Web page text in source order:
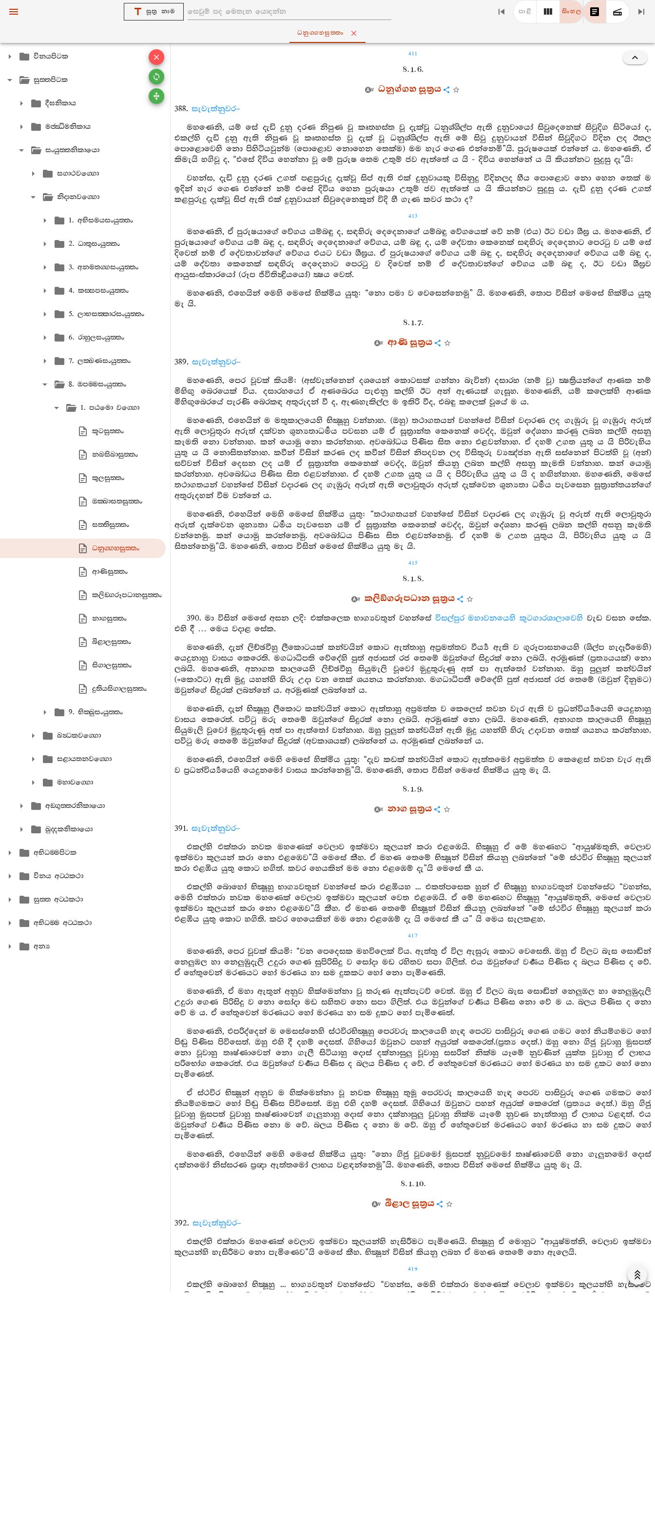
සූත්‍ර නාම පාළි සිංහල
ධනුග‍්ගහසුත‍්තං
විනයපිටක
සුත‍්තපිටක
දීඝනිකාය
මජ‍්ඣිමනිකාය
සංයුත‍්තනිකායො
සගාථවග‍්ගො
නිදානවග‍්ගො
1. අභිසමයසංයුත‍්තං
2. ධාතුසංයුත‍්තං
3. අනමතග‍්ගසංයුත‍්තං
4. කස‍්සපසංයුත‍්තං
5. ලාභසක‍්කාරසංයුත‍්තං
6. රාහුලසංයුත‍්තං
7. ලක‍්ඛණසංයුත‍්තං
8. ඔපම‍්මසංයුත‍්තං
1. පඨමො වග‍්ගො
කූටසුත‍්තං
නඛසිඛාසුත‍්තං
කුලසුත‍්තං
ඔක‍්ඛාසතසුත‍්තං
සත‍්තිසුත‍්තං
ධනුග‍්ගහසුත‍්තං
ආණිසුත‍්තං
කලිඞ‍්ගරූපධානසුත‍්තං
නාගසුත‍්තං
බිළාලසුත‍්තං
සිගාලසුත‍්තං
දුතියසිගාලසුත‍්තං
9. භික‍්ඛුසංයුත‍්තං
ඛන්‍ධකවග‍්ගො
සළායතනවග‍්ගො
මහාවග‍්ගො
අඞ‍්ගුත‍්තරනිකායො
ඛුද‍්දකනිකායො
අභිධම‍්මපිටක
විනය අට‍්ඨකථා
සුත‍්ත අට‍්ඨකථා
අභිධම‍්ම අට‍්ඨකථා
අන්‍ය
411
8. 1. 6.
ධනුග්ගහ සූත්‍රය
388. සැවැත්නුවර–
මහණෙනි, යම් සේ දැඩි දුනු දරණ නිපුණ වූ කෘතහස්ත වූ දැක්වූ ධනුශ්ශිල්ප ඇති දුනුවායෝ සිවුදෙනෙක් සිවුදිග සිටියෝ ද,
එකල්හි දැඩි දුනු ඇති නිපුණ වූ කෘතහස්ත වූ දැක් වූ ධනුශ්ශිල්ප ඇති මේ සිවු දුනුවායන් විසින් සිවුදිගට විදින ලද ඊතල
පොළොවෙහි නො පිහිටියවුන්ම (පොළොව නොහෙන තෙක්ම) මම හැර ගෙණ එන්නෙමි”යි. පුරුෂයෙක් එන්නේ ය. මහණෙනි, ඒ
කිමැයි හගිවූ ද, “එසේ දිවිය හෙන්නා වූ මේ පුරුෂ තෙම උතුම් ජව ඇත්තේ ය යි - දිවිය හෙන්නේ ය යි කියන්නට සුදුසු දැ”යි:
වහන්ස, දැඩි දුනු දරණ උගත් පළපුරුදු දැක්වූ සිප් ඇති එක් දුනුවායකු විසිනුදු විදිනලද හීය පොළොව නො හෙන තෙක් ම
ඉදින් හැර ගෙණ එන්නේ නම් එසේ දිවිය හෙන පුරුෂයා උතුම් ජව ඇත්තේ ය යි කියන්නට සුදුසු ය. දැඩි දුනු දරණ උගත්
කළපුරුදු දැක්වූ සිප් ඇති එක් දුනුවායන් සිවුදෙනෙකුන් විදි හී ගැණ කවර කථා ද?
413
මහණෙනි, ඒ පුරුෂයාගේ වේගය යම්බඳු ද, සඳහිරු දෙදෙනාගේ යම්බඳු වේගයෙක් වේ නම් (එය) ඊට වඩා ශීඝ්‍ර ය. මහණෙනි, ඒ
පුරුෂයාගේ වේගය යම් බඳු ද, සඳහිරු දෙදෙනාගේ වේගය, යම් බඳු ද, යම් දේවතා කෙනෙක් සඳහිරු දෙදෙනාට පෙරටු ව යම් සේ
දිවෙත් නම් ඒ දේවතාවන්ගේ වේගය එයට වඩා ශීඝ්‍රය. ඒ පුරුෂයාගේ වේගය යම් බඳු ද, සඳහිරු දෙදෙනාගේ වේගය යම් බඳු ද,
යම් දේවතා කෙනෙක් සඳහිරු දෙදෙනාට පෙරටු ව දිවෙත් නම් ඒ දේවතාවන්ගේ වේගය යම් බඳු ද, ඊට වඩා ශීඝ්‍රව
ආයුසංස්කාරයෝ (රූප ජිවිතින්‍ද්‍රියයෝ) ක්‍ෂය වෙත්.
මහණෙනි, එහෙයින් මෙහි මෙසේ හික්මිය යුතු: “නො පමා ව වෙසෙන්නෙමු” යි. මහණෙනි, තොප විසින් මෙසේ හික්මිය යුතු
මැ යි.
8. 1. 7.
ආණි සූත්‍රය
389. සැවැත්නුවර–
මහණෙනි, පෙර වූවක් කියමි: (අස්වැන්නෙන් දශයෙන් කොටසක් ගන්නා බැවින්) දසාරහ (නම් වූ) ක්‍ෂත්‍රියන්ගේ ආණක නම්
මිහිඟු බෙරයෙක් විය. දසාරහයෝ ඒ අණබෙරය පැළුනු කල්හි ඊට අන් ඇණයක් ගැසූහ. මහණෙනි, යම් කලෙක්හි ආණක
මිහිඟුබෙරයේ පැරණි බෙරකඳ අතුරුදන් වී ද, ඇණහැකිල්ල ම ඉතිරි වීද, එබඳු කලෙක් වූයේ ම ය.
මහණෙනි, එහෙයින් ම මතුකාලයෙහි භික්‍ෂූහු වන්නාහ. (ඔහු) තථාගතයන් වහන්සේ විසින් වදාරණ ලද ගැඹුරු වූ ගැඹුරු අරුත්
ඇති ලොවුතුරා අරුත් දක්වන ශුන්‍යතාධර්‍මය පවසන යම් ඒ සූත්‍රාන්ත කෙනෙක් වෙද්ද, ඔවුන් දේශනා කරණු ලබන කල්හි අසනු
කැමති නො වන්නාහ. කන් යොමු නො කරන්නාහ. අවබෝධය පිණිස සිත නො එළවන්නාහ. ඒ දහම් උගත යුතු ය යි පිරිවැහිය
යුතු ය යි නොසිතන්නාහ. කවීන් විසින් කරණ ලද කවීන් විසින් නිපදවන ලද විසිතුරු ව්‍යඤ්ජන ඇති සස්නෙන් පිටත්හි වූ (අන්)
සව්වන් විසින් දෙසන ලද යම් ඒ සූත්‍රාන්ත කෙනෙක් වෙද්ද, ඔවුන් කියනු ලබන කල්හි අසනු කැමති වන්නාහ. කන් යොමු
කරන්නාහ. අවබෝධය පිණිස සිත එළවන්නාහ. ඒ දහම් උගත යුතු ය යි ද පිරිවැහිය යුතු ය යි ද හඟින්නාහ. මහණෙනි, මෙසේ
තථාගතයන් වහන්සේ විසින් වදාරණ ලද ගැඹුරු අරුත් ඇති ලොවුතුරා අරුත් දැක්වෙන ශුන්‍යතා ධර්‍මය පැවසෙන සූත්‍රාන්තයන්ගේ
අතුරුදහන් වීම වන්නේ ය.
මහණෙනි, එහෙයින් මෙහි මෙසේ හික්මිය යුතු: “තථාගතයන් වහන්සේ විසින් වදාරණ ලද ගැඹුරු වූ අරුත් ඇති ලොවුතුරා
අරුත් දැක්වෙන ශුන්‍යතා ධර්‍මය පැවසෙන යම් ඒ සූත්‍රාන්ත කෙනෙක් වෙද්ද, ඔවුන් දේශනා කරණු ලබන කල්හි අසනු කැමති
වන්නෙමු. කන් යොමු කරන්නෙමු. අවබෝධය පිණිස සිත එළවන්නෙමු. ඒ දහම් ම උගත යුතුය යි, පිරිවැහිය යුතු ය යි
සිතන්නෙමු”යි. මහණෙනි, තොප විසින් මෙසේ හික්මිය යුතු මැ යි.
415
8. 1. 8.
කලිඞ්ගරූපධාන සූත්‍රය
390. මා විසින් මෙසේ අසන ලදි: එක්කලෙක භාග්‍යවතුන් වහන්සේ විසල්පුර මහාවනයෙහි කුටගාරශාලාවෙහි වැඩ වසන සේක.
එහි දී … මෙය වදාළ සේක.
මහණෙනි, දැන් ලිච්ඡවීහු ලීකොටයක් කන්වයින් කොට ඇත්තාහු අප්‍රමත්තව වීර්‍ය්‍ය ඇති ව ගුරූපාසනයෙහි (ශිල්ප හැදෑරීමෙහි)
යෙදුනාහු වාසය කෙරෙති. මගධාධිපති වේදේහි පුත් අජාසත් රජ තෙමේ ඔවුන්ගේ සිදුරක් නො ලබයි. අරමුණක් (ප්‍රත්‍යයයක්) නො
ලබයි. මහණෙනි, අනාගත කාලයෙහි ලිච්ඡවීහු සියුමැලි වූවෝ මුදුතුරුණු අත් පා ඇත්තෝ වන්නාහ. ඔහු පුලුන් කන්වයින්
(=කොට්ට) ඇති මුදු යහන්හි හිරු උදා වන තෙක් ශයනය කරන්නාහ. මගධාධිපතී වේදේහි පුත් අජාසත් රජ තෙමේ (ඔවුන් දිනුමට)
ඔවුන්ගේ සිදුරක් ලබන්නේ ය. අරමුණක් ලබන්නේ ය.
මහණෙනි, දැන් භික්‍ෂූහු ලීකොට කන්වයින් කොට ඇත්තාහු අප්‍රමත්ත ව කෙලෙස් තවන වැර ඇති ව ප්‍රධන්විර්‍ය්‍යයෙහි යෙදුනාහු
වාසය කෙරෙත්. පවිටු මරු තෙමේ ඔවුන්ගේ සිදුරක් නො ලබයි. අරමුණක් නො ලබයි. මහණෙනි, අනාගත කාලයෙහි භික්‍ෂූහු
සියුමැලි වූවෝ මුදුතුරුණු අත් පා ඇත්තෝ වන්නාහ. ඔහු පුලුන් කන්වයින් ඇති මුදු යහන්හි හිරු උදාවන තෙක් ශයනය කරන්නාහ.
පවිටු මරු තෙමේ ඔවුන්ගේ සිදුරක් (අවකාශයක්) ලබන්නේ ය. අරමුණක් ලබන්නේ ය.
මහණෙනි, එහෙයින් මෙහි මෙසේ හික්මිය යුතු: “දැව කඩක් කන්වයින් කොට ඇත්තමෝ අප්‍රමත්ත ව කෙළෙස් තවන වැර ඇති
ව ප්‍රධන්විර්‍ය්‍යයෙහි යෙදුනමෝ වාසය කරන්නෙමු”යි. මහණෙනි, තොප විසින් මෙසේ හික්මිය යුතු මැ යි.
8. 1. 9.
නාග සූත්‍රය
391. සැවැත්නුවර–
එකල්හි එක්තරා නවක මහණෙක් වෙලාව ඉක්මවා කුලයන් කරා එළඹෙයි. භික්‍ෂූහු ඒ මේ මහණහට “ආයුෂ්මතුනි, වෙලාව
ඉක්මවා කුලයන් කරා නො එළඹෙව”යි මෙසේ කීහ. ඒ මහණ තෙමේ භික්‍ෂූන් විසින් කියනු ලබන්නේ “මේ ස්ථවිර භික්‍ෂූහු කුලයන්
කරා එළඹිය යුතු කොට හගිත්. කවර හෙයකින් මම නො එළඹෙම් දැ”යි මෙසේ කී ය.
එකල්හි බොහෝ භික්‍ෂූහු භාග්‍යවතුන් වහන්සේ කරා එළඹියහ ... එකත්පසෙක හුන් ඒ භික්‍ෂූහු භාග්‍යවතුන් වහන්සේට “වහන්ස,
මෙහි එක්තරා නවක මහණෙක් වෙලාව ඉක්මවා කුලයන් වෙත එළඹෙයි. ඒ මේ මහණහට භික්‍ෂූහු “ආයුෂ්මතුනි, මෙසේ වෙලාව
ඉක්මවා කුලයන් කරා නො එළඹෙව”යි කීහ. ඒ මහණ තෙමේ භික්‍ෂූන් විසින් කියනු ලබන්නේ “මේ ස්ථවිර භික්‍ෂූහු කුලයන් කරා
එළඹිය යුතු කොට හගිති. කවර හෙයෙකින් මම නො එළඹෙම් දැ යි මෙසේ කී ය” යි මෙය සැලකළහ.
417
මහණෙනි, පෙර වූවක් කියමි: “වන පෙදෙසක මහවිලෙක් විය. ඇත්තු ඒ විල ඇසුරු කොට වෙසෙති. ඔහු ඒ විලට බැස සොඬින්
නෙලුඹල හා නෙලුඹුදැලි උදුරා ගෙණ සුපිරිසිදු ව සෝදා මඩ රහිතව සපා ගිලිත්. එය ඔවුන්ගේ වර්‍ණය පිණිස ද බලය පිණිස ද වේ.
ඒ හේතුවෙන් මරණයට හෝ මරණය හා සම දුකකට හෝ නො පැමිණෙති.
මහණෙනි, ඒ මහා ඇතුන් අනුව හික්මෙන්නා වු තරුණ ඇත්පැටව් වෙත්. ඔහු ඒ විලට බැස සොඬින් නෙලුඹල හා නෙලුඹුදැලි
උදුරා ගෙණ පිරිසිදු ව නො සෝදා මඩ සහිතව නො සපා ගිලිත්. එය ඔවුන්ගේ වර්‍ණය පිණිස නො වේ ම ය. බලය පිණිස ද නො
වේ ම ය. ඒ හේතුවෙන් මරණයට හෝ මරණය හා සම දුකට හෝ පැමිණෙත්.
මහණෙනි, එපරිද්දෙන් ම මෙසස්නෙහි ස්ථවිරභික්‍ෂූහු පෙරවරු කාලයෙහි හැඳ පෙරව පාසිවුරු ගෙණ ගමට හෝ නියම්ගමට හෝ
පිඬු පිණිස පිවිසෙත්. ඔහු එහි දී දහම් දෙසත්. ගිහියෝ ඔවුනට පහන් අයුරක් කෙරෙත්.(ප්‍රත්‍ය දෙත්.) ඔහු නො ගිජු වූවාහු මුසපත්
නො වූවාහු තෘෂ්ණාවෙන් නො ගැලී සිටියාහු දොස් දක්නාසුලු වූවාහු සසරින් නික්ම යෑමේ නුවණින් යුක්ත වූවාහු ඒ ලාභය
පරිභෝග කෙරෙත්. එය ඔවුන්ගේ වර්‍ණය පිණිස ද බලය පිණිස ද වේ. ඒ හේතුවෙන් මරණයට හෝ මරණය හා සම දුකට හෝ නො
පැමිණෙත්.
ඒ ස්ථවිර භික්‍ෂූන් අනුව ම හික්මෙන්නා වූ නවක භික්‍ෂූහු තුමූ පෙරවරු කාලයෙහි හැඳ පෙරව පාසිවුරු ගෙණ ගමකට හෝ
නියම්ගමකට හෝ පිඬු පිණිස පිවිසෙත්. ඔහු එහි දහම් දෙසත්. ගිහියෝ ඔවුනට පහන් අයුරක් කෙරෙත් (ප්‍රත්‍යය දෙත්.) ඔහු ගිජු
වූවාහු මුසපත් වූවාහු තෘෂ්ණාවෙන් ගැලුනාහු දොස් නො දක්නාසුලු වූවාහු නික්ම යෑමේ නුවණ නැත්තාහු ඒ ලාභය වළඳත්. එය
ඔවුන්ගේ වර්‍ණය පිණිස නො ම වේ. බලය පිණිස ද නො ම වේ. ඔහු ඒ හේතුවෙන් මරණයට හෝ මරණය හා සම දුකට හෝ
පැමිණෙත්.
මහණෙනි, එහෙයින් මෙහි මෙසේ හික්මිය යුතු: “නො ගිජු වූවමෝ මුසපත් නුවූවමෝ තෘෂ්ණාවෙහි නො ගැලුනමෝ දොස්
දක්නමෝ නිස්සරණ ප්‍රඥා ඇත්තමෝ ලාභය වළඳන්නෙමු”යි. මහණෙනි, තොප විසින් මෙසේ හික්මිය යුතු මැ යි.
8. 1. 10.
බිළාල සූත්‍රය
392. සැවැත්නුවර–
එකල්හි එක්තරා මහණෙක් වෙලාව ඉක්මවා කුලයන්හි හැසිරීමට පැමිණෙයි. භික්‍ෂූහු ඒ මොහුට “ආයුෂ්මත්නි, වෙලාව ඉක්මවා
කුලයන්හි හැසිරීමට නො පැමිණෙව”යි මෙසේ කීහ. භික්‍ෂූන් විසින් කියනු ලබන ඒ මහණ තෙමේ නො ඇලෙයි.
419
එකල්හි බොහෝ භික්‍ෂූහු ... භාග්‍යවතුන් වහන්සේට “වහන්ස, මෙහි එක්තරා මහණෙක් වෙලාව ඉක්මවා කුලයන්හි හැසිරීමට
පැමිණෙයි. භික්‍ෂූහු ඔහුට ආයුෂ්මතුනි “වෙලාව ඉක්මවා කුලයන්හි හැසිරීමට නහමක් පැමිණෙව”යි මෙසේ කීහ. ඒ මහණ තෙමේ